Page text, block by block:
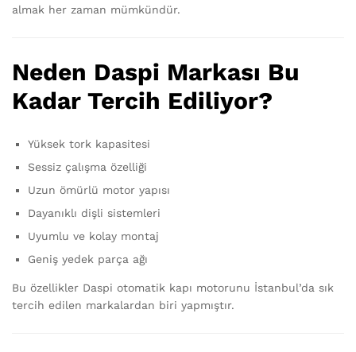
almak her zaman mümkündür.
Neden Daspi Markası Bu
Kadar Tercih Ediliyor?
Yüksek tork kapasitesi
Sessiz çalışma özelliği
Uzun ömürlü motor yapısı
Dayanıklı dişli sistemleri
Uyumlu ve kolay montaj
Geniş yedek parça ağı
Bu özellikler Daspi otomatik kapı motorunu İstanbul’da sık
tercih edilen markalardan biri yapmıştır.